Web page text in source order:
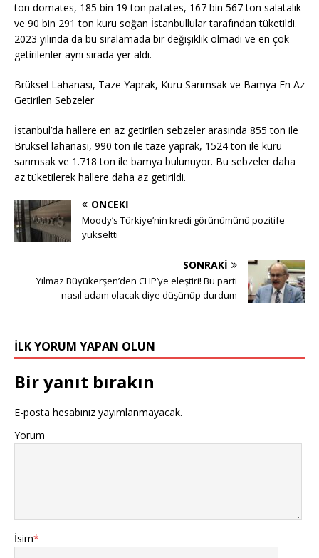
ton domates, 185 bin 19 ton patates, 167 bin 567 ton salatalık
ve 90 bin 291 ton kuru soğan İstanbullular tarafından tüketildi.
2023 yılında da bu sıralamada bir değişiklik olmadı ve en çok
getirilenler aynı sırada yer aldı.
Brüksel Lahanası, Taze Yaprak, Kuru Sarımsak ve Bamya En Az
Getirilen Sebzeler
İstanbul’da hallere en az getirilen sebzeler arasında 855 ton ile
Brüksel lahanası, 990 ton ile taze yaprak, 1524 ton ile kuru
sarımsak ve 1.718 ton ile bamya bulunuyor. Bu sebzeler daha
az tüketilerek hallere daha az getirildi.
ÖNCEKI
Moody’s Türkiye’nin kredi görünümünü pozitife
yükseltti
SONRAKI
Yılmaz Büyükerşen’den CHP’ye eleştiri! Bu parti
nasıl adam olacak diye düşünüp durdum
İLK YORUM YAPAN OLUN
Bir yanıt bırakın
E-posta hesabınız yayımlanmayacak.
Yorum
İsim*